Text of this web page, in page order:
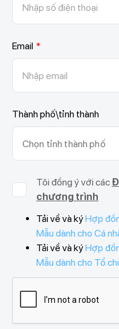
Email *
Thành phố\tỉnh thành
Chọn tỉnh thành phố
Tôi đồng ý với các
chương trình
Tải về và kýHợp
Mẫu dành cho Cá
Tải về và kýHợp
Mẫu dành cho Tổ